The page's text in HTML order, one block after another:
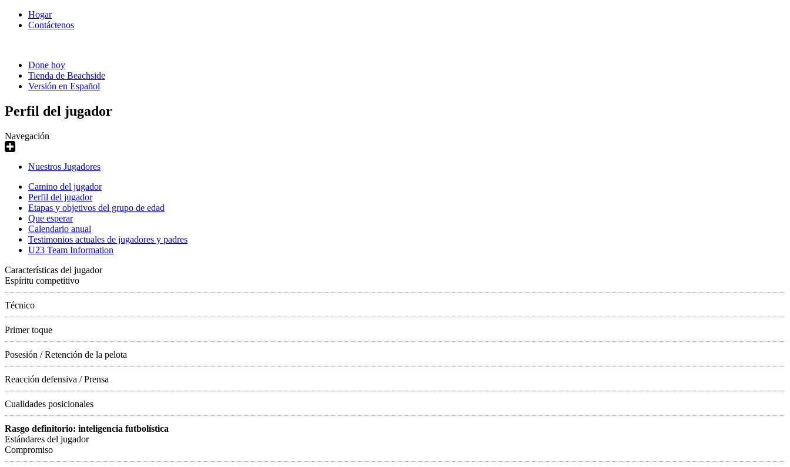
Hogar
Contáctenos
Done hoy
Tienda de Beachside
Versión en Español
Perfil del jugador
Navegación
Nuestros Jugadores
Camino del jugador
Perfil del jugador
Etapas y objetivos del grupo de edad
Que esperar
Calendario anual
Testimonios actuales de jugadores y padres
U23 Team Information
Características del jugador
Espíritu competitivo
Técnico
Primer toque
Posesión / Retención de la pelota
Reacción defensiva / Prensa
Cualidades posicionales
Rasgo definitorio: inteligencia futbolística
Estándares del jugador
Compromiso